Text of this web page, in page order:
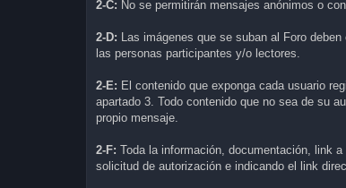
2-C: No se permitirán mensajes anónimos o
2-D:
Las imágenes que se suban al Foro
las personas participantes y/o lectores.
2-E: El contenido que exponga cada usuario
apartado 3. Todo contenido que no sea de su
propio mensaje.
2-F: Toda la información, documentación, link
solicitud de autorización e indicando el link